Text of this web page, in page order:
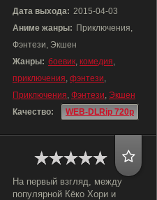
Дата выхода: 2015-04-03
Аниме жанры: Приключения,
Фэнтези, Экшен
Жанры: боевик, комедия,
приключения, фэнтези,
Приключения, Фэнтези, Экшен
Качество:
WEB-DLRip 720p
На первый взгляд, между
популярной Кёко Хори и